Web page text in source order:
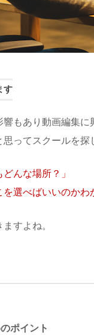
す
もあり動画編集
ってスクールを探
んな場所？」
を選べばいいのかわ
すよね。
ポイント